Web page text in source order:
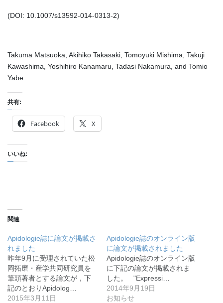
(DOI: 10.1007/s13592-014-0313-2)
Takuma Matsuoka, Akihiko Takasaki, Tomoyuki Mishima, Takuji
Kawashima, Yoshihiro Kanamaru, Tadasi Nakamura, and Tomio
Yabe
共有:
Facebook X
いいね:
関連
Apidologie誌に論文が掲載さ
れました
昨年9月に受理されていた松
岡拓磨・産学共同研究員を
筆頭著者とする論文が，下
記のとおりApidolog…
2015年3月11日
Apidologie誌のオンライン版
に論文が掲載されました
Apidologie誌のオンライン版
に下記の論文が掲載されま
した。 "Expressi…
2014年9月19日
お知らせ